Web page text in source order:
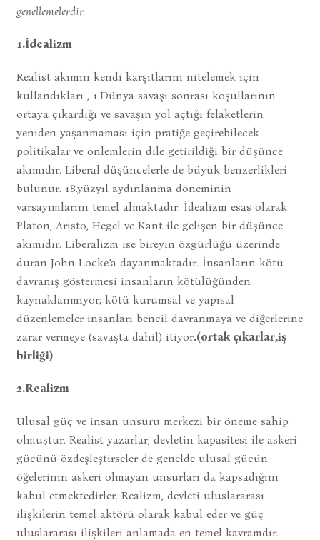
genellemelerdir.
1.İdealizm
Realist akımın kendi karşıtlarını nitelemek için
kullandıkları , 1.Dünya savaşı sonrası koşullarının
ortaya çıkardığı ve savaşın yol açtığı felaketlerin
yeniden yaşanmaması için pratiğe geçirebilecek
politikalar ve önlemlerin dile getirildiği bir düşünce
akımıdır. Liberal düşüncelerle de büyük benzerlikleri
bulunur. 18.yüzyıl aydınlanma döneminin
varsayımlarını temel almaktadır. İdealizm esas olarak
Platon, Aristo, Hegel ve Kant ile gelişen bir düşünce
akımıdır. Liberalizm ise bireyin özgürlüğü üzerinde
duran John Locke’a dayanmaktadır. İnsanların kötü
davranış göstermesi insanların kötülüğünden
kaynaklanmıyor; kötü kurumsal ve yapısal
düzenlemeler insanları bencil davranmaya ve diğerlerine
zarar vermeye (savaşta dahil) itiyor.(ortak çıkarlar,iş
birliği)
2.Realizm
Ulusal güç ve insan unsuru merkezi bir öneme sahip
olmuştur. Realist yazarlar, devletin kapasitesi ile askeri
gücünü özdeşleştirseler de genelde ulusal gücün
öğelerinin askeri olmayan unsurları da kapsadığını
kabul etmektedirler. Realizm, devleti uluslararası
ilişkilerin temel aktörü olarak kabul eder ve güç
uluslararası ilişkileri anlamada en temel kavramdır.